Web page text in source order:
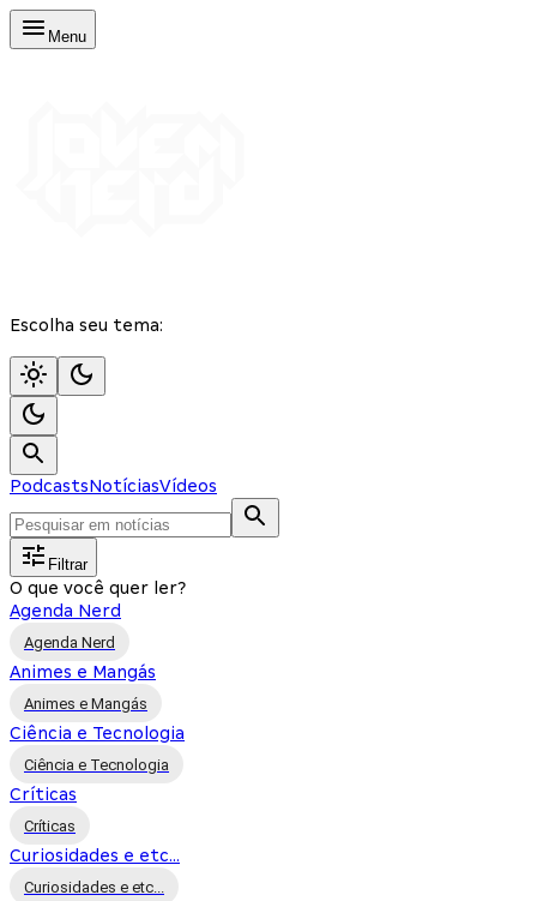
Menu
Escolha seu tema:
PodcastsNotíciasVídeos
Filtrar
O que você quer ler?
Agenda Nerd
Agenda Nerd
Animes e Mangás
Animes e Mangás
Ciência e Tecnologia
Ciência e Tecnologia
Críticas
Críticas
Curiosidades e etc...
Curiosidades e etc...